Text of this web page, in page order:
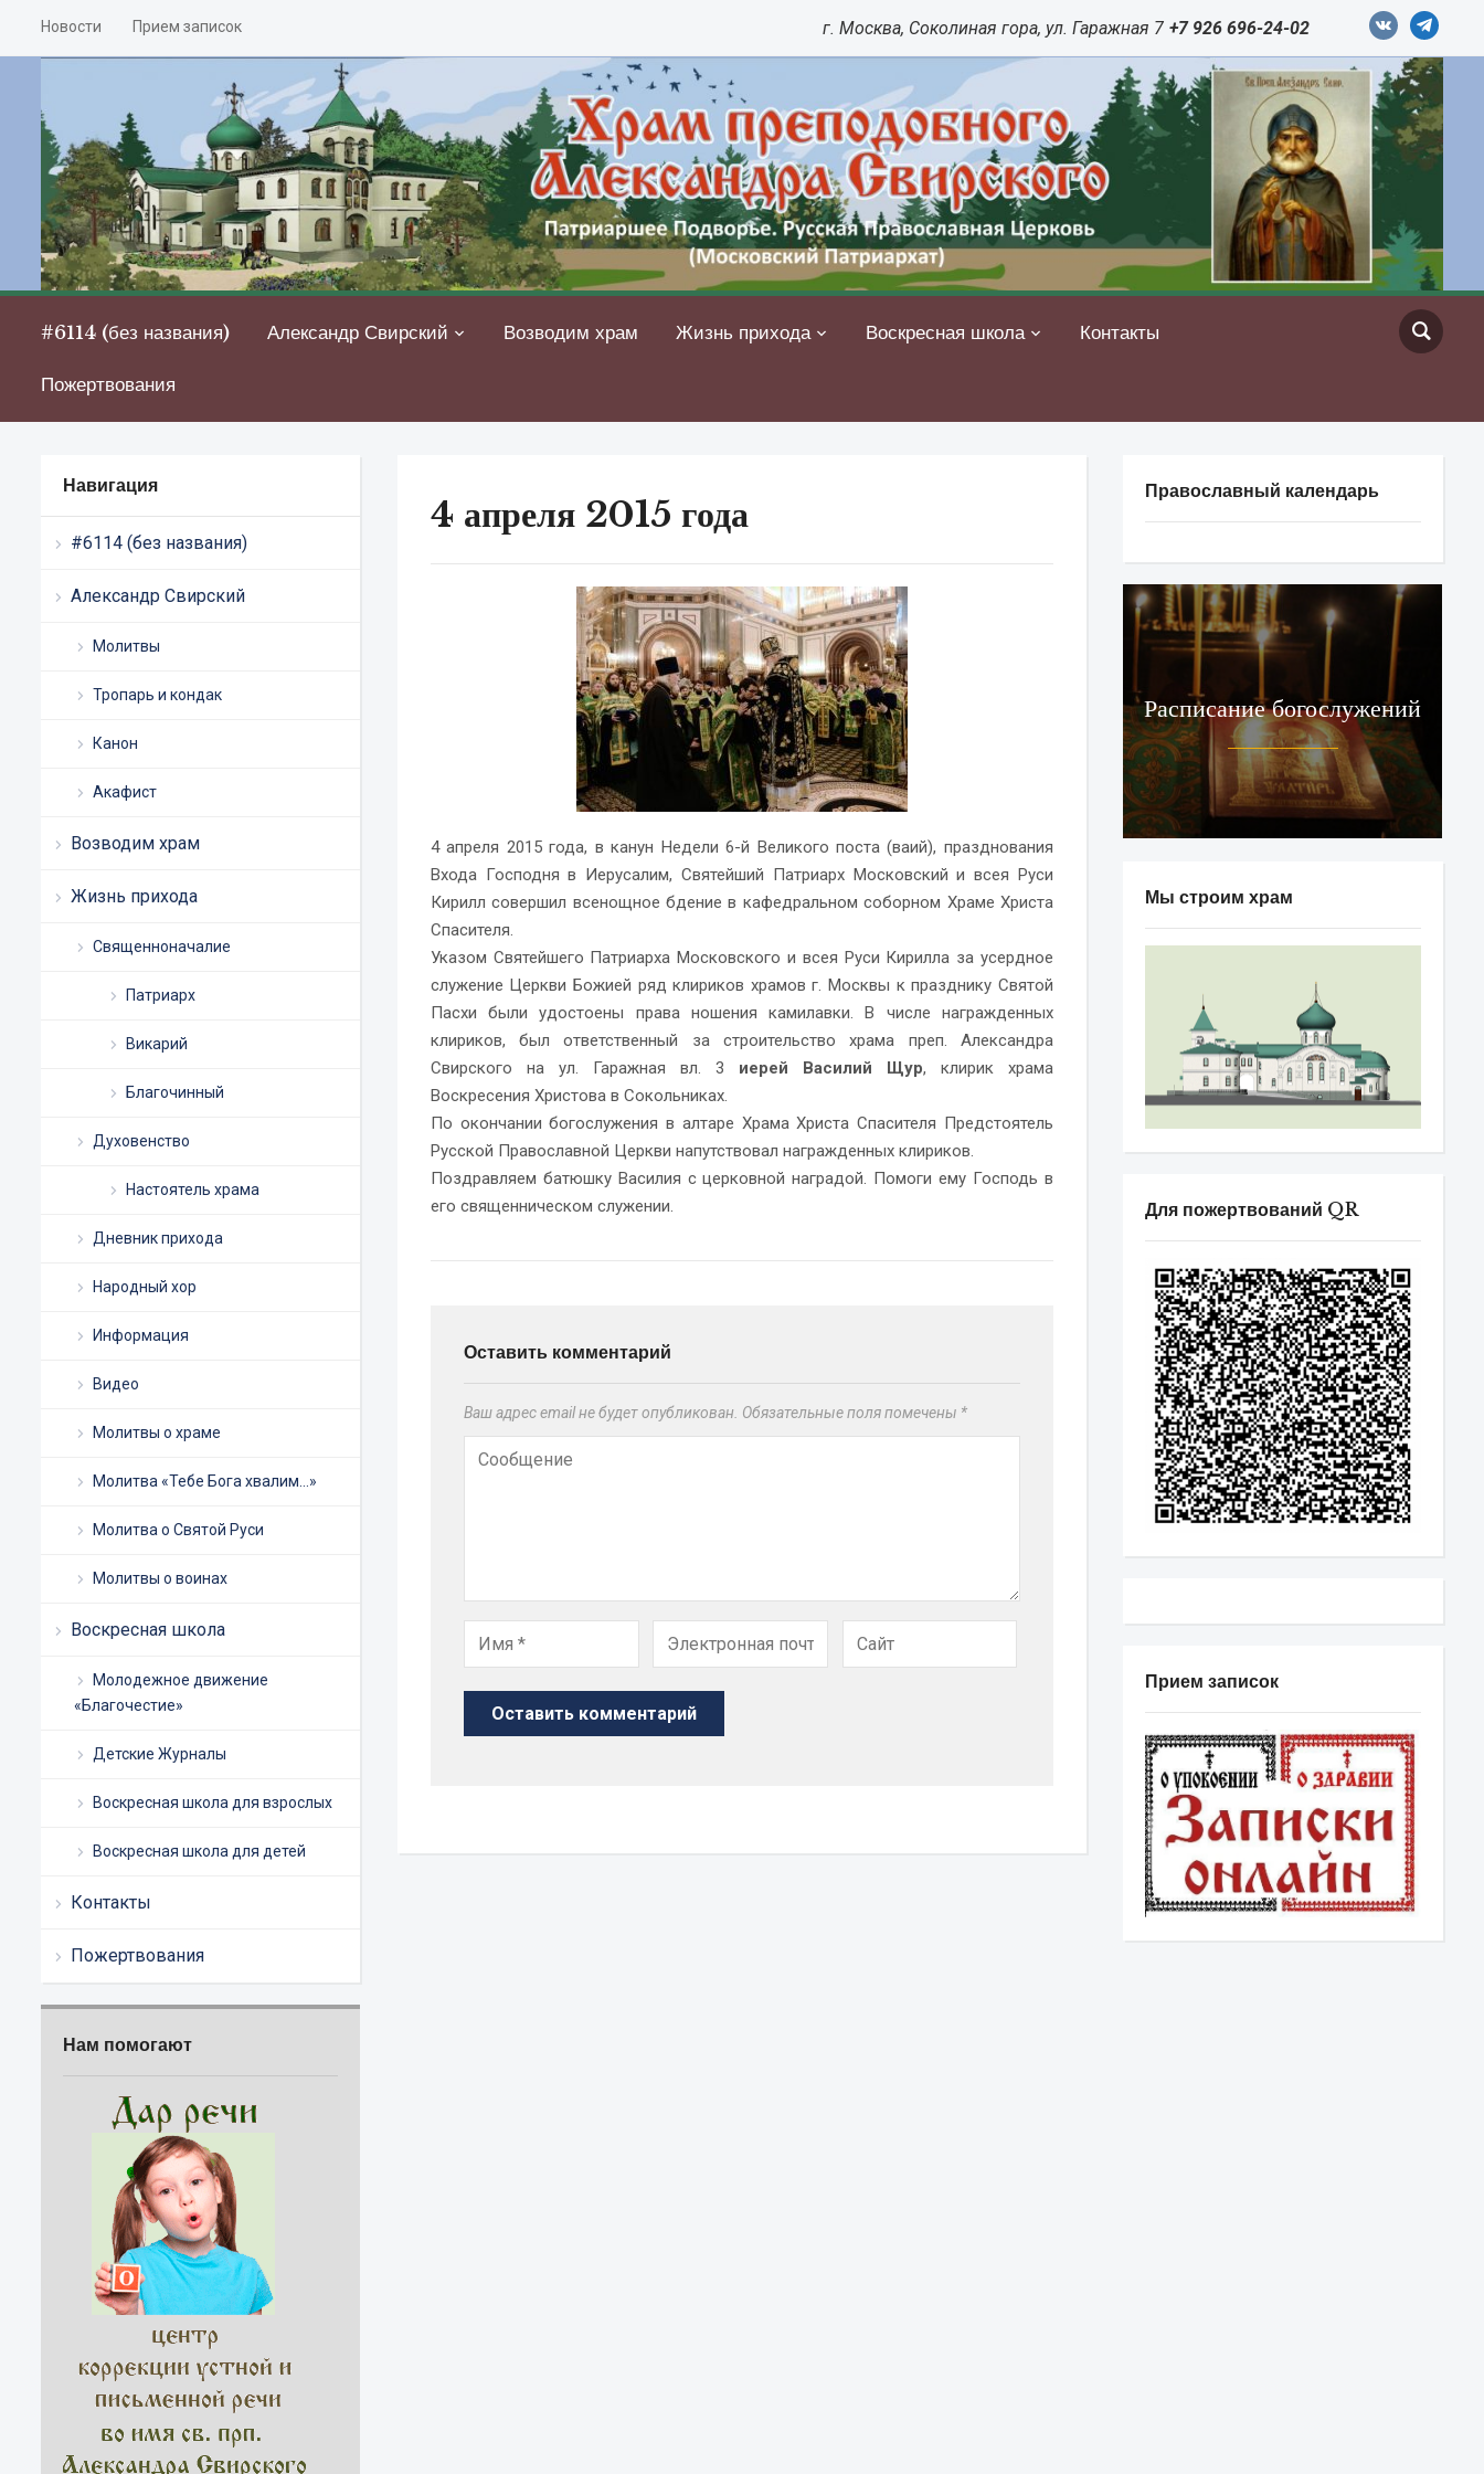
Новости Прием записок vkontaktetelegram
г. Москва, Соколиная гора, ул. Гаражная 7 +7 926 696-24-02
#6114 (без названия) Александр Свирский Возводим храм Жизнь прихода Воскресная школа Контакты
Пожертвования
Навигация
#6114 (без названия)
Александр Свирский
Молитвы
Тропарь и кондак
Канон
Акафист
Возводим храм
Жизнь прихода
Священноначалие
Патриарх
Викарий
Благочинный
Духовенство
Настоятель храма
Дневник прихода
Народный хор
Информация
Видео
Молитвы о храме
Молитва «Тебе Бога хвалим…»
Молитва о Святой Руси
Молитвы о воинах
Воскресная школа
Молодежное движение
«Благочестие»
Детские Журналы
Воскресная школа для взрослых
Воскресная школа для детей
Контакты
Пожертвования
Нам помогают
4 апреля 2015 года
4 апреля 2015 года, в канун Недели 6-й Великого поста (ваий), празднования
Входа Господня в Иерусалим, Святейший Патриарх Московский и всея Руси
Кирилл совершил всенощное бдение в кафедральном соборном Храме Христа
Спасителя.
Указом Святейшего Патриарха Московского и всея Руси Кирилла за усердное
служение Церкви Божией ряд клириков храмов г. Москвы к празднику Святой
Пасхи были удостоены права ношения камилавки. В числе награжденных
клириков, был ответственный за строительство храма преп. Александра
Свирского на ул. Гаражная вл. 3 иерей Василий Щур, клирик храма
Воскресения Христова в Сокольниках.
По окончании богослужения в алтаре Храма Христа Спасителя Предстоятель
Русской Православной Церкви напутствовал награжденных клириков.
Поздравляем батюшку Василия с церковной наградой. Помоги ему Господь в
его священническом служении.
Оставить комментарий
Ваш адрес email не будет опубликован. Обязательные поля помечены *
Православный календарь
Расписание богослужений
Мы строим храм
Для пожертвований QR
Прием записок